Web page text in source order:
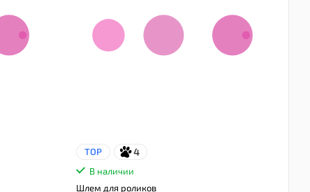
TOP 4
В наличии
Шлем для роликов